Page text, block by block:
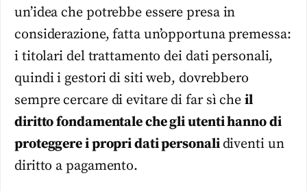
un’idea che potrebbe essere presa in
considerazione, fatta un’opportuna premessa:
i titolari del trattamento dei dati personali,
quindi i gestori di siti web, dovrebbero
sempre cercare di evitare di far sì che il
diritto fondamentale che gli utenti hanno di
proteggere i propri dati personali diventi un
diritto a pagamento.